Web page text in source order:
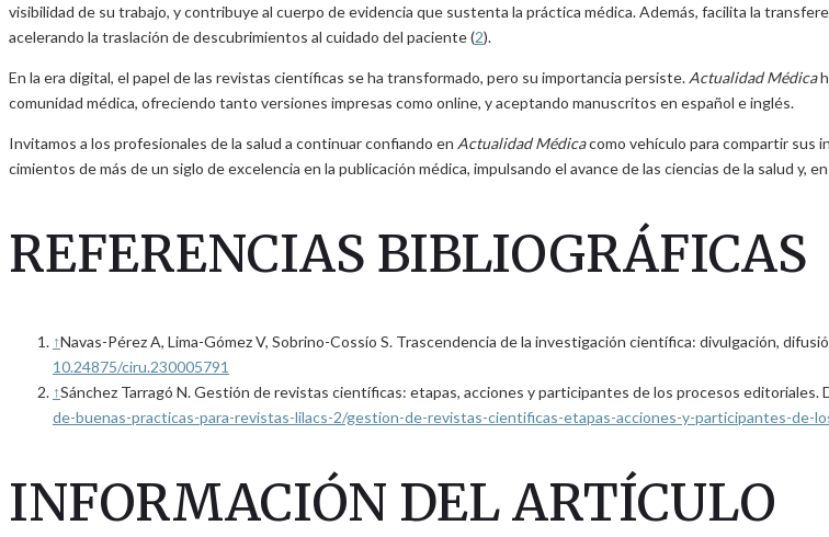
visibilidad de su trabajo, y contribuye al cuerpo de evidencia que sustenta la práctica médica. Además, facilita la
acelerando la traslación de descubrimientos al cuidado del paciente (2).
En la era digital, el papel de las revistas científicas se ha transformado, pero su importancia persiste. Actualidad Médica
comunidad médica, ofreciendo tanto versiones impresas como online, y aceptando manuscritos en español e inglés.
Invitamos a los profesionales de la salud a continuar confiando en Actualidad Médicacomo vehículo para compartir sus
cimientos de más de un siglo de excelencia en la publicación médica, impulsando el avance de las ciencias de la salud y,
REFERENCIAS BIBLIOGRÁFICAS
↑Navas-Pérez A, Lima-Gómez V, Sobrino-Cossío S. Trascendencia de la investigación científica: divulgación,
10.24875/ciru.230005791
↑Sánchez Tarragó N. Gestión de revistas científicas: etapas, acciones y participantes de los procesos editoriales.
de-buenas-practicas-para-revistas-lilacs-2/gestion-de-revistas-cientificas-etapas-acciones-y-participantes-de-
INFORMACIÓN DEL ARTÍCULO